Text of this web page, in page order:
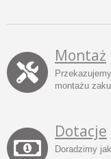
Montaż
montażu
Dotacje
Doradzimy